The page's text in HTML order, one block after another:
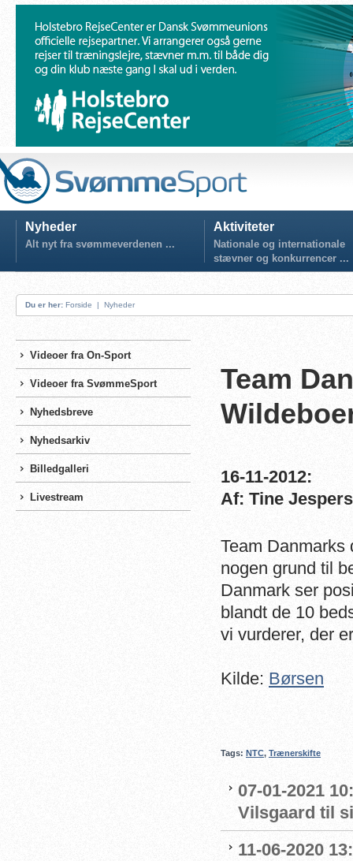
Nyheder
Alt nyt fra svømmeverdenen ...
Aktiviteter
Nationale og internationale
stævner og konkurrencer ...
Du er her: Forside | Nyheder
Videoer fra On-Sport
Videoer fra SvømmeSport
Nyhedsbreve
Nyhedsarkiv
Billedgalleri
Livestream
Team
16-11-2012:
Af: Tine
Team Danmarks
nogen grund til
Danmark ser
blandt de 10
vi vurderer, der
Kilde: Børsen
Tags: NTC, Trænerskifte
07-01-2021
Vilsgaard til
11-06-2020